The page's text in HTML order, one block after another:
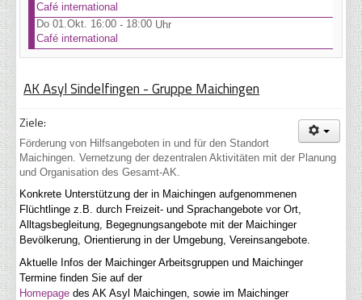
Café international
Do 01.Okt. 16:00 - 18:00 Uhr
Café international
AK Asyl Sindelfingen - Gruppe Maichingen
Ziele:
Förderung von Hilfsangeboten in und für den Standort
Maichingen. Vernetzung der dezentralen Aktivitäten mit der Planung
und Organisation des Gesamt-AK.
Konkrete Unterstützung der in Maichingen aufgenommenen
Flüchtlinge z.B. durch Freizeit- und Sprachangebote vor Ort,
Alltagsbegleitung, Begegnungsangebote mit der Maichinger
Bevölkerung, Orientierung in der Umgebung, Vereinsangebote.
Aktuelle Infos der Maichinger Arbeitsgruppen und Maichinger
Termine finden Sie auf der
Homepage des AK Asyl Maichingen, sowie im Maichinger